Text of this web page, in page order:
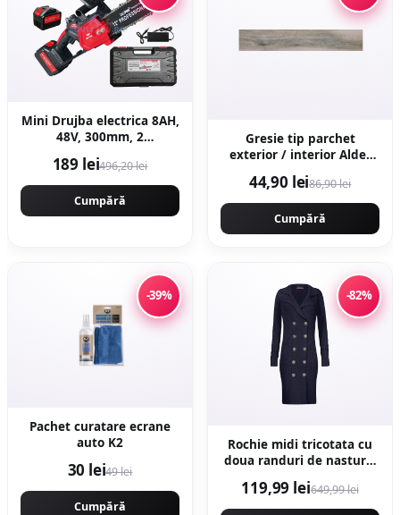
Mini Drujba electrica 8AH,
48V, 300mm, 2
ungere automata, 1800w,
CAMPION CMP1756
189 lei496,20 lei
Cumpără
Gresie tip parchet
exterior / interior Alder
portelanata
44,90 lei86,90 lei
Cumpără
-39%
Pachet curatare ecrane
auto K2
30 lei49 lei
Cumpără
-82%
Rochie midi tricotata cu
doua randuri de nasturi -
119,99 lei649,99 lei